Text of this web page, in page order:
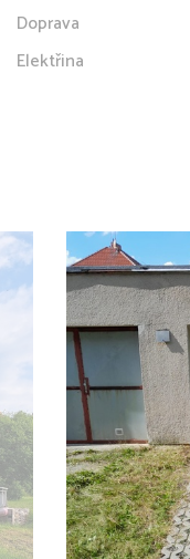
Doprava
Elektřina